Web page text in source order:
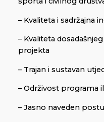
– Kvaliteta i sadržajna
– Kvaliteta
projekta
– Trajan i sustavan
– Održivost programa
– Jasno naveden